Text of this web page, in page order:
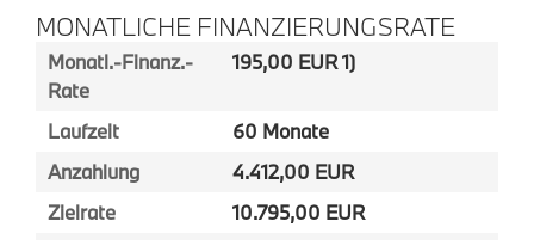
MONATLICHE FINANZIERUNGSRATE
Monatl.-Finanz.-
Rate
195,00 EUR 1)
Laufzeit
60 Monate
Anzahlung
4.412,00 EUR
Zielrate
10.795,00 EUR